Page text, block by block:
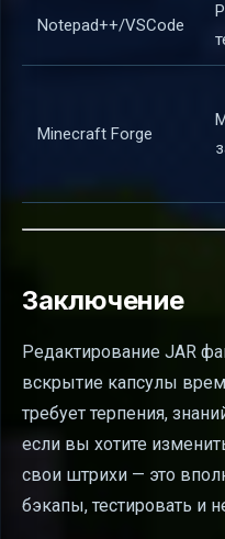
Notepad++/VSCode
Minecraft Forge
Заключение
Редактирование JAR
вскрытие капсулы
требует терпения,
если вы хотите
свои штрихи — это
бэкапы, тестировать и